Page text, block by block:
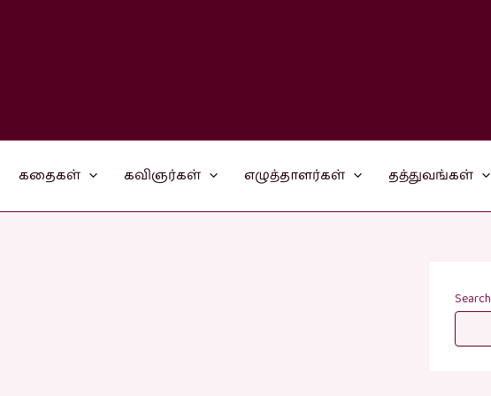
கதைகள் கவிஞர்கள் எழுத்தாளர்கள் தத்துவங்கள்
Search